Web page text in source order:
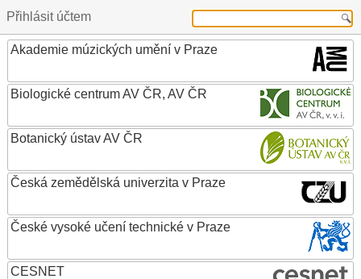
Přihlásit účtem
Akademie múzických umění v Praze
Biologické centrum AV ČR, AV ČR
Botanický ústav AV ČR
Česká zemědělská univerzita v Praze
České vysoké učení technické v Praze
CESNET